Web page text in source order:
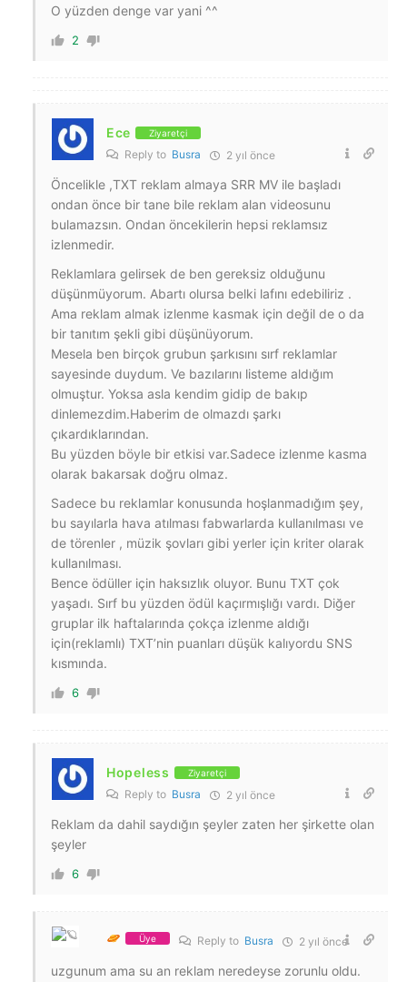
O yüzden denge var yani ^^
2
Ece Ziyaretçi
Reply to Busra 2 yıl önce
Öncelikle ,TXT reklam almaya SRR MV ile başladı
ondan önce bir tane bile reklam alan videosunu
bulamazsın. Ondan öncekilerin hepsi reklamsız
izlenmedir.
Reklamlara gelirsek de ben gereksiz olduğunu
düşünmüyorum. Abartı olursa belki lafını edebiliriz .
Ama reklam almak izlenme kasmak için değil de o da
bir tanıtım şekli gibi düşünüyorum.
Mesela ben birçok grubun şarkısını sırf reklamlar
sayesinde duydum. Ve bazılarını listeme aldığım
olmuştur. Yoksa asla kendim gidip de bakıp
dinlemezdim.Haberim de olmazdı şarkı
çıkardıklarından.
Bu yüzden böyle bir etkisi var.Sadece izlenme kasma
olarak bakarsak doğru olmaz.
Sadece bu reklamlar konusunda hoşlanmadığım şey,
bu sayılarla hava atılması fabwarlarda kullanılması ve
de törenler , müzik şovları gibi yerler için kriter olarak
kullanılması.
Bence ödüller için haksızlık oluyor. Bunu TXT çok
yaşadı. Sırf bu yüzden ödül kaçırmışlığı vardı. Diğer
gruplar ilk haftalarında çokça izlenme aldığı
için(reklamlı) TXT’nin puanları düşük kalıyordu SNS
kısmında.
6
Hopeless Ziyaretçi
Reply to Busra 2 yıl önce
Reklam da dahil saydığın şeyler zaten her şirkette olan
şeyler
6
Üye Reply to Busra 2 yıl önce
uzgunum ama su an reklam neredeyse zorunlu oldu.